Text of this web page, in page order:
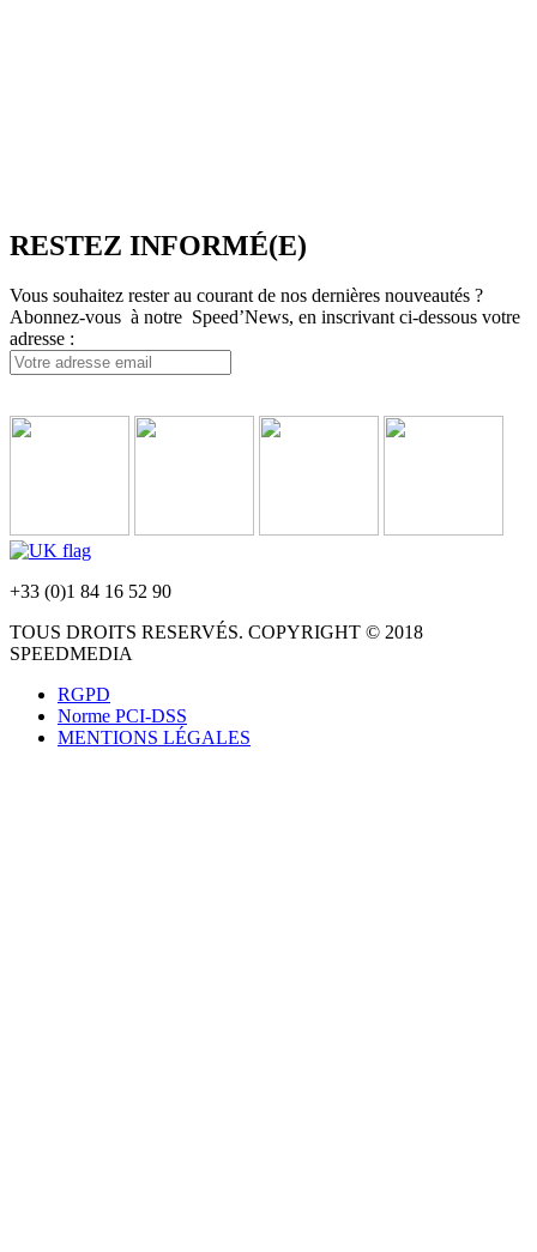
RESTEZ INFORMÉ(E)
Vous souhaitez rester au courant de nos dernières nouveautés ?
Abonnez-vous à notre Speed’News, en inscrivant ci-dessous votre
adresse :
+33 (0)1 84 16 52 90
TOUS DROITS RESERVÉS. COPYRIGHT © 2018
SPEEDMEDIA
RGPD
Norme PCI-DSS
MENTIONS LÉGALES